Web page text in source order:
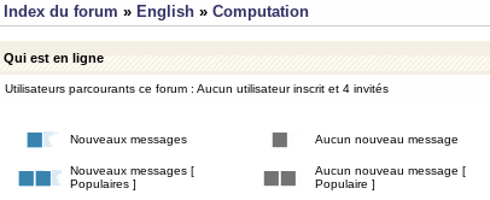
Index du forum » English » Computation
Qui est en ligne
Utilisateurs parcourants ce forum : Aucun utilisateur inscrit et 4 invités
Nouveaux messages Aucun nouveau message
Nouveaux messages [
Populaires ]
Aucun nouveau message [
Populaire ]